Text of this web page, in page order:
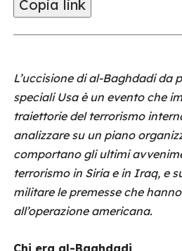
Copia link
L’uccisione di al-Baghdadi da
speciali Usa è un evento che
traiettorie del terrorismo
analizzare su un piano
comportano gli ultimi
terrorismo in Siria e in Iraq, e
militare le premesse che
all’operazione americana.
Chi era al-Baghdadi